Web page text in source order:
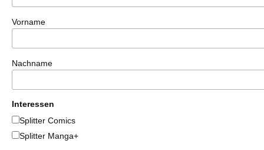
Vorname
Nachname
Interessen
Splitter Comics
Splitter Manga+